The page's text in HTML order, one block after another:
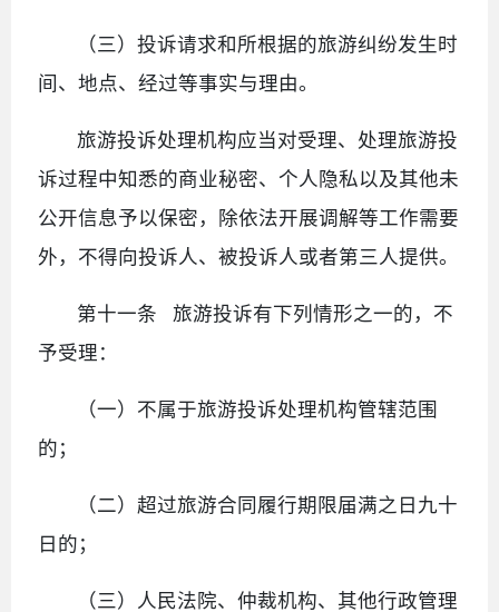
（三）投诉请求和所根据的旅游纠纷发生时
间、地点、经过等事实与理由。
旅游投诉处理机构应当对受理、处理旅游投
诉过程中知悉的商业秘密、个人隐私以及其他未
公开信息予以保密，除依法开展调解等工作需要
外，不得向投诉人、被投诉人或者第三人提供。
第十一条 旅游投诉有下列情形之一的，不
予受理：
（一）不属于旅游投诉处理机构管辖范围
的；
（二）超过旅游合同履行期限届满之日九十
日的；
（三）人民法院、仲裁机构、其他行政管理